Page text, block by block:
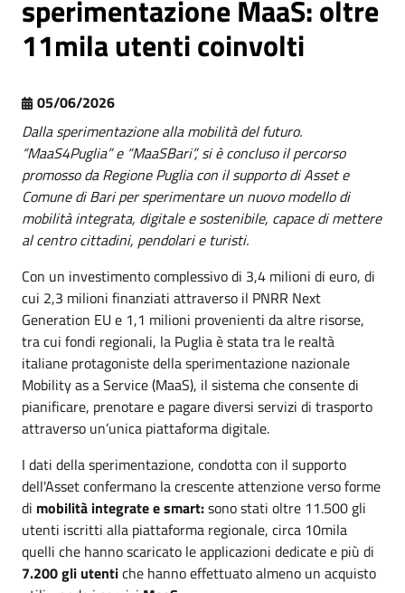
sperimentazione MaaS: oltre
11mila utenti coinvolti
05/06/2026
Dalla sperimentazione alla mobilità del futuro.
“MaaS4Puglia” e “MaaSBari”, si è concluso il percorso
promosso da Regione Puglia con il supporto di Asset e
Comune di Bari per sperimentare un nuovo modello di
mobilità integrata, digitale e sostenibile, capace di mettere
al centro cittadini, pendolari e turisti.
Con un investimento complessivo di 3,4 milioni di euro, di
cui 2,3 milioni finanziati attraverso il PNRR Next
Generation EU e 1,1 milioni provenienti da altre risorse,
tra cui fondi regionali, la Puglia è stata tra le realtà
italiane protagoniste della sperimentazione nazionale
Mobility as a Service (MaaS), il sistema che consente di
pianificare, prenotare e pagare diversi servizi di trasporto
attraverso un’unica piattaforma digitale.
I dati della sperimentazione, condotta con il supporto
dell'Asset confermano la crescente attenzione verso forme
di mobilità integrate e smart:sono stati oltre 11.500 gli
utenti iscritti alla piattaforma regionale, circa 10mila
quelli che hanno scaricato le applicazioni dedicate e più di
7.200 gli utentiche hanno effettuato almeno un acquisto